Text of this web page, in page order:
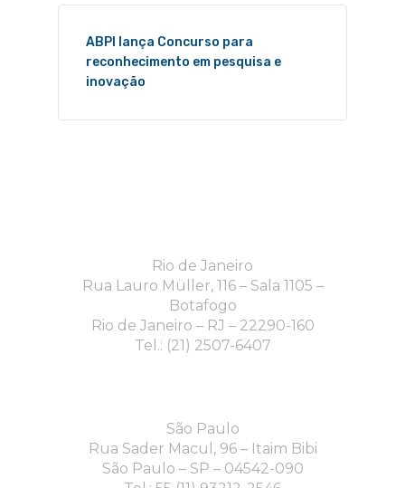
ABPI lança Concurso para
reconhecimento em pesquisa e
inovação
Rio de Janeiro
Rua Lauro Müller, 116 – Sala 1105 –
Botafogo
Rio de Janeiro – RJ – 22290-160
Tel.: (21) 2507-6407
São Paulo
Rua Sader Macul, 96 – Itaim Bibi
São Paulo – SP – 04542-090